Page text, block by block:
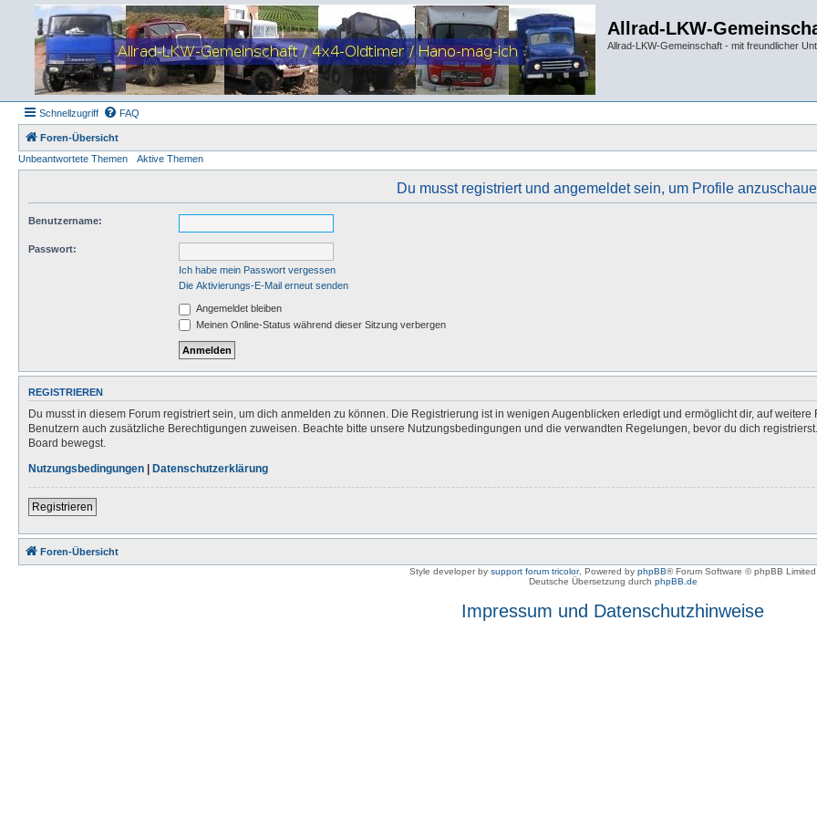
Allrad-LKW-
Allrad-LKW-Gemeinschaft - mit freundlicher
Schnellzugriff FAQ
Foren-Übersicht
Unbeantwortete Themen
Aktive Themen
Du musst registriert und angemeldet sein, um Profile
Benutzername:
Passwort:
Ich habe mein Passwort vergessen
Die Aktivierungs-E-Mail erneut senden
Angemeldet bleiben
Meinen Online-Status während dieser Sitzung verbergen
REGISTRIEREN
Du musst in diesem Forum registriert sein, um dich anmelden zu können. Die Registrierung ist in wenigen Augenblicken erledigt und ermöglicht dir, auf
Benutzern auch zusätzliche Berechtigungen zuweisen. Beachte bitte unsere Nutzungsbedingungen und die verwandten Regelungen, bevor du dich
Board bewegst.
Nutzungsbedingungen | Datenschutzerklärung
Registrieren
Foren-Übersicht
Style developer by support forum tricolor, Powered by phpBB® Forum Software © phpBB Limited
Deutsche Übersetzung durch phpBB.de
Impressum und Datenschutzhinweise